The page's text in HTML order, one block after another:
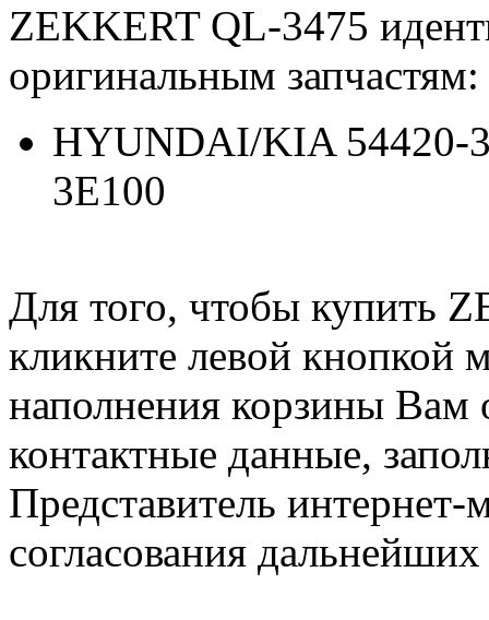
ZEKKERT QL-3475
оригинальным запчастям:
HYUNDAI/KIA 54420-
3E100
Для того, чтобы купить
кликните левой
наполнения корзины Вам
контактные данные,
Представитель
согласования